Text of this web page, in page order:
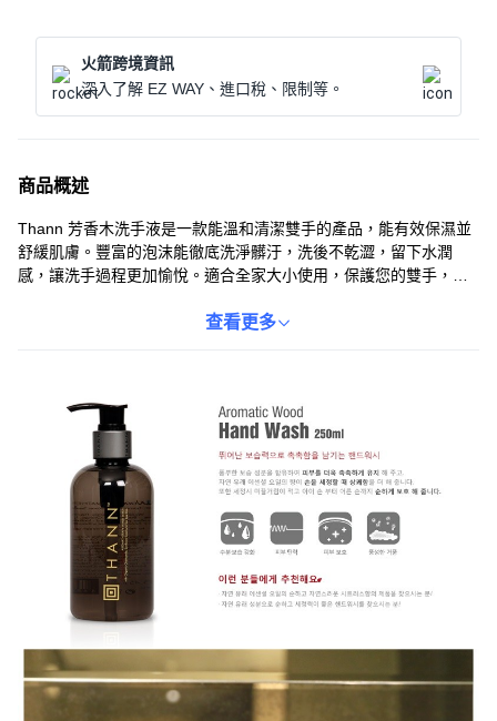
火箭跨境資訊
深入了解 EZ WAY、進口稅、限制等。
商品概述
Thann 芳香木洗手液是一款能溫和清潔雙手的產品，能有效保濕並
舒緩肌膚。豐富的泡沫能徹底洗淨髒汙，洗後不乾澀，留下水潤
感，讓洗手過程更加愉悅。適合全家大小使用，保護您的雙手，讓
查看更多